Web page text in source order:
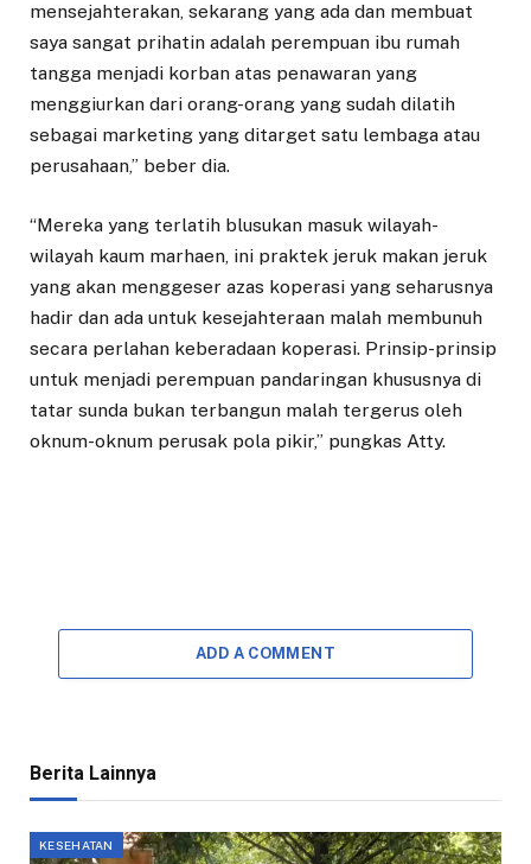
mensejahterakan, sekarang yang ada dan membuat
saya sangat prihatin adalah perempuan ibu rumah
tangga menjadi korban atas penawaran yang
menggiurkan dari orang-orang yang sudah dilatih
sebagai marketing yang ditarget satu lembaga atau
perusahaan,” beber dia.
“Mereka yang terlatih blusukan masuk wilayah-
wilayah kaum marhaen, ini praktek jeruk makan jeruk
yang akan menggeser azas koperasi yang seharusnya
hadir dan ada untuk kesejahteraan malah membunuh
secara perlahan keberadaan koperasi. Prinsip-prinsip
untuk menjadi perempuan pandaringan khususnya di
tatar sunda bukan terbangun malah tergerus oleh
oknum-oknum perusak pola pikir,” pungkas Atty.
ADD A COMMENT
Berita Lainnya
KESEHATAN